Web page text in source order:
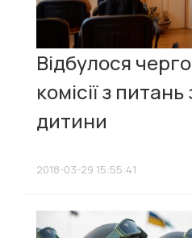
Відбулося
комісії з
дитини
2018-03-29 15:55:41